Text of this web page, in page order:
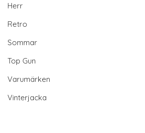
Herr
Retro
Sommar
Top Gun
Varumärken
Vinterjacka